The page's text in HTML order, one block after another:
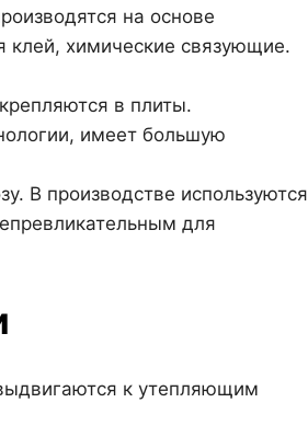
на основе
клей, химические связующие.
в плиты.
имеет большую
В производстве используются
для
к утепляющим